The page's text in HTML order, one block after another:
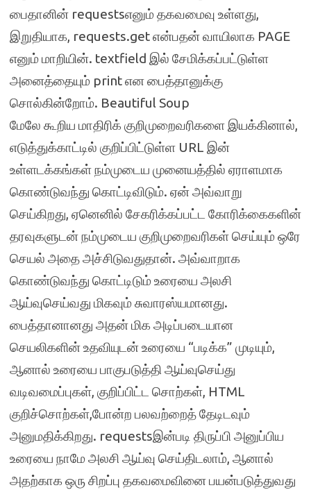
பைதானின் requestsஎனும் தகவமைவு உள்ளது,
இறுதியாக, requests.get என்பதன் வாயிலாக PAGE
எனும் மாறியின். textfield இல் சேமிக்கப்பட்டுள்ள
அனைத்தையும் print என பைத்தானுக்கு
சொல்கின்றோம். Beautiful Soup
மேலே கூறிய மாதிரிக் குறிமுறைவரிகளை இயக்கினால்,
எடுத்துக்காட்டில் குறிப்பிட்டுள்ள URL இன்
உள்ளடக்கங்கள் நம்முடைய முனையத்தில் ஏராளமாக
கொண்டுவந்து கொட்டிவிடும். ஏன் அவ்வாறு
செய்கிறது, ஏனெனில் சேகரிக்கப்பட்ட கோரிக்கைகளின்
தரவுகளுடன் நம்முடைய குறிமுறைவரிகள் செய்யும் ஒரே
செயல் அதை அச்சிடுவதுதான். அவ்வாறாக
கொண்டுவந்து கொட்டிடும் உரையை அலசி
ஆய்வுசெய்வது மிகவும் சுவாரஸ்யமானது.
பைத்தானானது அதன் மிக அடிப்படையான
செயலிகளின் உதவியுடன் உரையை “படிக்க” முடியும்,
ஆனால் உரையை பாகுபடுத்தி ஆய்வுசெய்து
வடிவமைப்புகள், குறிப்பிட்ட சொற்கள், HTML
குறிச்சொற்கள்,போன்ற பலவற்றைத் தேடிடவும்
அனுமதிக்கிறது. requestsஇன்படி திருப்பி அனுப்பிய
உரையை நாமே அலசி ஆய்வு செய்திடலாம், ஆனால்
அதற்காக ஒரு சிறப்பு தகவமைவினை பயன்படுத்துவது